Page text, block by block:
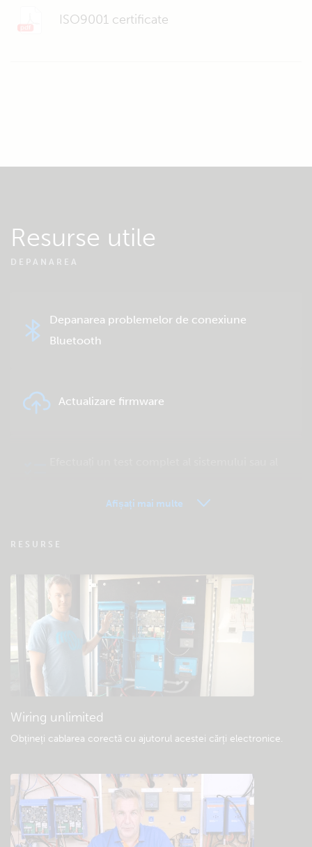
ISO9001 certificate
Resurse utile
DEPANAREA
Depanarea problemelor de conexiune
Bluetooth
Actualizare firmware
VRM – Monitorizare la distanță – Întrebări
Verificare bază de cunoștințe a comunității
Descărcări generale și documentație
Afișați mai multe
RESURSE
Wiring unlimited
Obțineți cablarea corectă cu ajutorul acestei cărți electronice.